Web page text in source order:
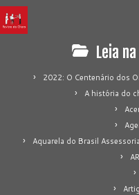
Leia
2022: O Centenário dos
A história do
Aquarela do Brasil